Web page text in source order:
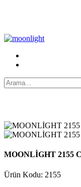
MOONLİGHT 2155
Ürün Kodu: 2155